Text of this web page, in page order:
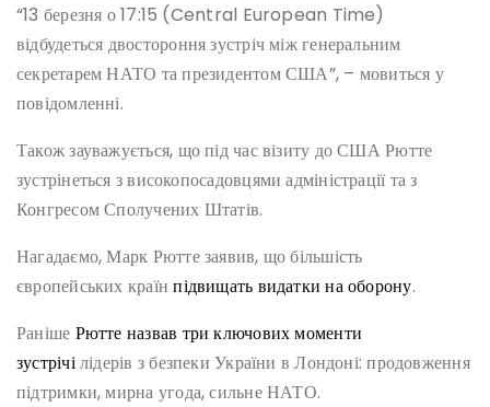
“13 березня о 17:15 (Central European Time)
відбудеться двостороння зустріч між генеральним
секретарем НАТО та президентом США”, – мовиться у
повідомленні.
Також зауважується, що під час візиту до США Рютте
зустрінеться з високопосадовцями адміністрації та з
Конгресом Сполучених Штатів.
Нагадаємо, Марк Рютте заявив, що більшість
європейських країнпідвищать видатки на оборону.
Раніше Рютте назвав три ключових моменти
зустрічілідерів з безпеки України в Лондоні: продовження
підтримки, мирна угода, сильне НАТО.